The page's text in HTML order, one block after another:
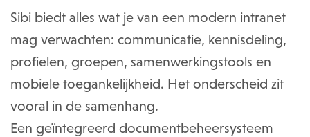
Sibi biedt alles wat je van een modern intranet
mag verwachten: communicatie, kennisdeling,
profielen, groepen, samenwerkingstools en
mobiele toegankelijkheid. Het onderscheid zit
vooral in de samenhang.
Een geïntegreerd documentbeheersysteem